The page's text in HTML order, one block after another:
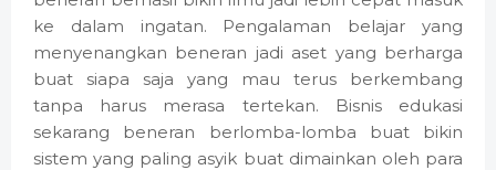
ke dalam ingatan. Pengalaman belajar yang
menyenangkan beneran jadi aset yang berharga
buat siapa saja yang mau terus berkembang
tanpa harus merasa tertekan. Bisnis edukasi
sekarang beneran berlomba-lomba buat bikin
sistem yang paling asyik buat dimainkan oleh para